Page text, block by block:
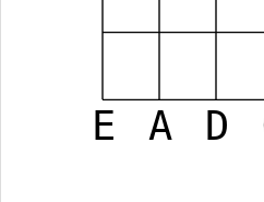
E A D